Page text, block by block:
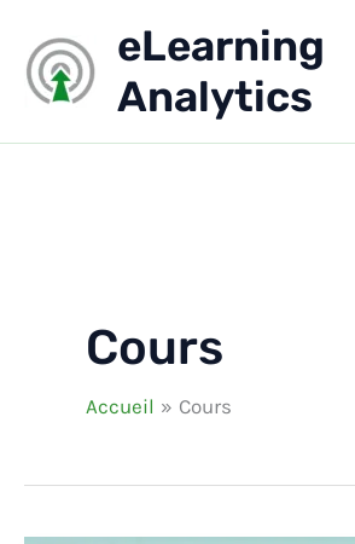
contenu
eLearning
Analytics
Cours
Accueil Cours